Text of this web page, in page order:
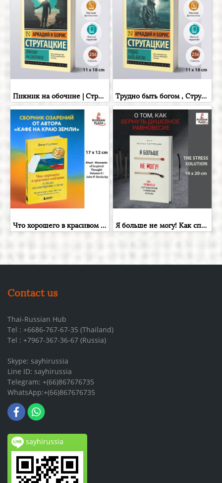
Пикник на обочине | Стругацкий Аркадий Натанович, Стругацкий Борис Натанович , Russian Books , Russian Plaza Трудно быть богом , Стругацкий Аркадий Натанович; Стругацкий Борис Натанович , Фантастика и фэнтези для взрослых , Russian Plaza , Books in Russian
Что хорошего в красивом пейзаже, если вы не смотрите в окно.( Ahas! - Moments of Inspired Thought Volume II / John P. Strelecky ) Новый сборник озарений о том, что действительно важно , Russian Plaza Я больше не могу! Как справиться с длительным стрессом и эмоциональным выгоранием | Чаттерджи Ранган , Бомбора , Книга на русском языке , Russian Plaza
Contact us
Thai-Russian Hub
Tel : +6686-767-67-35 (Thailand)
Tel : +7967-367-36-67 (Russia)
Skype: sayhirussia
Line ID: sayhirussia
Telegram: +(66)867676735
WhatsApp:+(66)867676735
sayhirussia